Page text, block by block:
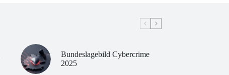
Bundeslagebild Cybercrime
2025